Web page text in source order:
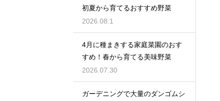
初夏から育てるおすすめ野菜
2026.08.1
4月に種まきする家庭菜園のおす
すめ！春から育てる美味野菜
2026.07.30
ガーデニングで大量のダンゴムシ